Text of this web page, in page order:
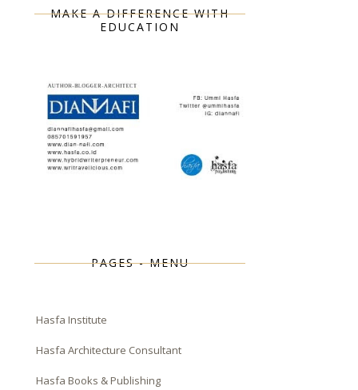
MAKE A DIFFERENCE WITH
EDUCATION
PAGES - MENU
Hasfa Institute
Hasfa Architecture Consultant
Hasfa Books & Publishing